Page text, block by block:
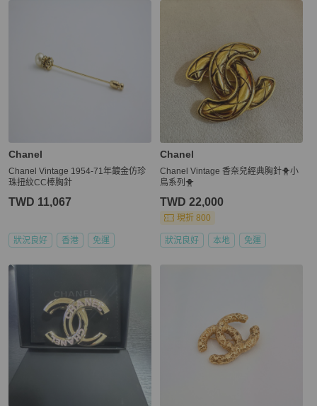
Chanel
Chanel Vintage 1954-71年鍍金仿珍
珠扭紋CC棒胸針
TWD 11,067
狀況良好 香港 免運
Chanel
Chanel Vintage 香奈兒經典胸針🐥小
鳥系列🐥
TWD 22,000
現折 800
狀況良好 本地 免運